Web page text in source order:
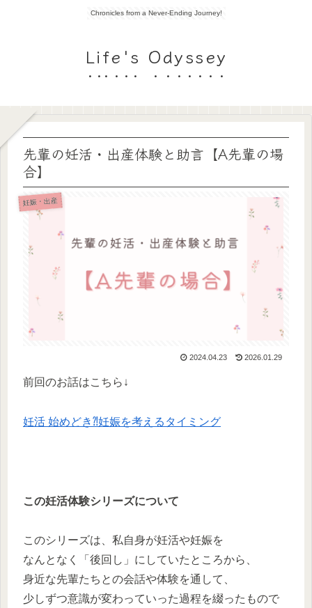
Chronicles from a Never-Ending Journey!
Life's Odyssey
先輩の妊活・出産体験と助言【A先輩の場
合】
妊娠・出産
2024.04.23 2026.01.29
前回のお話はこちら↓
妊活 始めどき⁈妊娠を考えるタイミング
この妊活体験シリーズについて
このシリーズは、私自身が妊活や妊娠を
なんとなく「後回し」にしていたところから、
身近な先輩たちとの会話や体験を通して、
少しずつ意識が変わっていった過程を綴ったもので